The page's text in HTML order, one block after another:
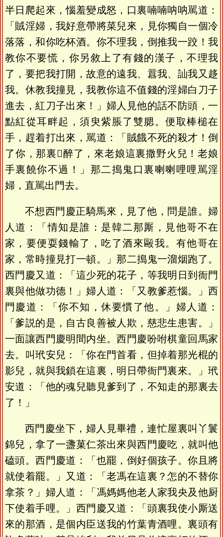
半日爬起來，惱羞變成怒，口裏喃喃呐呐駡道：
「賊淫婦，我好意帶將菜兒來，見你獨自一個冷
落落，和你吃杯酒。你不理我，倒推我一跤！我
教你不要慌，你另敘上了有錢的漢子，不理我
了，要把我打開，故意的遠我、囂我、訕我又趍
我。休教我撞見，我教你這不值錢的淫婦白刀子
進去，紅刀子出來！」婦人見他的話不防頭，一
點紅從耳畔起，須臾紫脹了雙腮。便取棒槌在
手，趕着打出來，駡道：「賊餓不死的殺才！倒
了你，那裏𠳹醉了，來老娘這裏撒野火兒！老娘
手裏饒你不過！」那二搗鬼口裏喇喇哩哩駡淫
婦，直駡出門去。
不想西門慶正騎馬來，見了他，問是誰。婦
人道：「情知是誰：是韓二那厮，見他哥不在
家，要便耍錢輸了，吃了酒來毆我。有他哥在
家，常時撞見打一頓。」那二搗鬼一溜烟跑了。
西門慶又道：「這少死的花子，等我明日到衙門
裏與他做功德！」婦人道：「又教爹惹惱。」西
門慶道：「你不知，休要慣了他。」婦人道：
「爹説的是，自古良善被人欺，慈悲生患害。」
一面讓西門慶明間内坐。西門慶吩咐棋童回馬家
去。叫玳安兒：「你在門首看，但掉着那光棍的
影兒，就與我鎖在這裏，明日帶衙門裏來。」玳
安道：「他的魂兒聽見爹到了，不知走的那裏去
了！」
西門慶坐下，婦人見畢禮，連忙屋裏叫丫鬟
錦兒，拿了一盞菓仁茶出來與西門慶吃，就叫他
磕頭。西門慶道：「也罷，倒好個孩子。你且將
就使着罷。」又道：「老馮在這裏？怎的不替你
拿茶？」婦人道：「馮媽媽他老人家我央及他厨
下使着手哩。」西門慶又道：「頭裏我使小厮送
來的那酒，是個内臣送我的竹葉青酒哩。裏頭有